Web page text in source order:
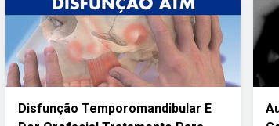
Disfunção Temporomandibular E